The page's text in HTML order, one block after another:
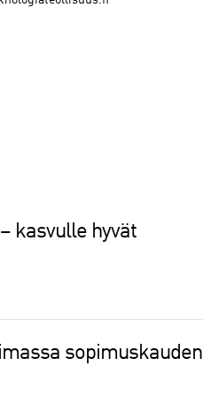
kasvulle hyvät
sopimuskauden